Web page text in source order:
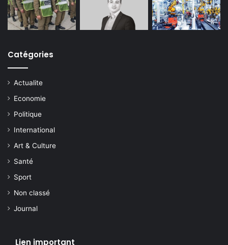
Catégories
Actualite
Economie
Politique
International
Art & Culture
Santé
Sport
Non classé
Journal
Lien important